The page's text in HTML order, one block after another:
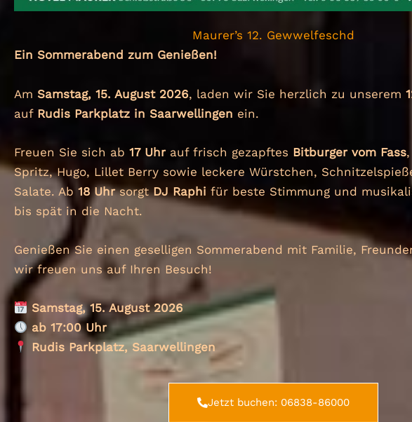
Maurer’s 12. Gewwelfeschd
Ein Sommerabend zum Genießen!
Am Samstag, 15. August 2026, laden wir Sie herzlich zu unserem
auf Rudis Parkplatz in Saarwellingen ein.
Freuen Sie sich ab 17 Uhrauf frisch gezapftes Bitburger vom Fass
Spritz, Hugo, Lillet Berry sowie leckere Würstchen,
Salate. Ab 18 UhrsorgtDJ Raphi für beste Stimmung und
bis spät in die Nacht.
Genießen Sie einen geselligen Sommerabend mit Familie,
wir freuen uns auf Ihren Besuch!
Samstag, 15. August 2026
ab 17:00 Uhr
Rudis Parkplatz, Saarwellingen
Jetzt buchen: 06838-86000